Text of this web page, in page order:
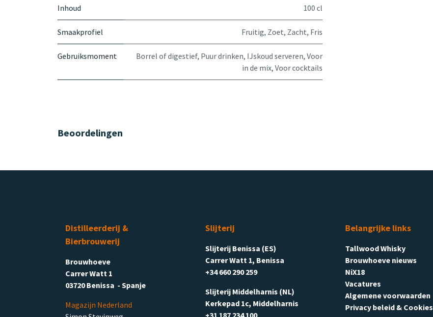
Inhoud 100 cl
Smaakprofiel Fruitig, Zoet, Zacht, Fris
Gebruiksmoment Borrel of digestief, Puur drinken, IJskoud serveren, Voor
in de mix, Voor cocktails
Beoordelingen
Distilleerderij &
Bierbrouwerij
Brouwhoeve
Carrer Watt 1
03720 Benissa - Spanje
Magazijn Nederland
Slijterij
Slijterij Benissa (ES)
Carrer Watt 1, Benissa
+34 660 290 259
Slijterij Middelharnis (NL)
Kerkepad 1c, Middelharnis
Belangrijke links
Tallwood Whisky
Brouwhoeve nieuws
NiX18
Vacatures
Algemene voorwaarden
Privacy beleid & Cookies